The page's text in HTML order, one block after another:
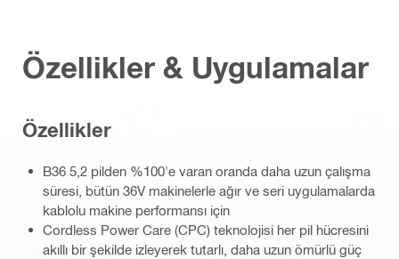
Özellikler & Uygulamalar
Özellikler
B36 5,2 pilden %100'e varan oranda daha uzun çalışma
süresi, bütün 36V makinelerle ağır ve seri uygulamalarda
kablolu makine performansı için
Cordless Power Care (CPC) teknolojisi her pil hücresini
akıllı bir şekilde izleyerek tutarlı, daha uzun ömürlü güç